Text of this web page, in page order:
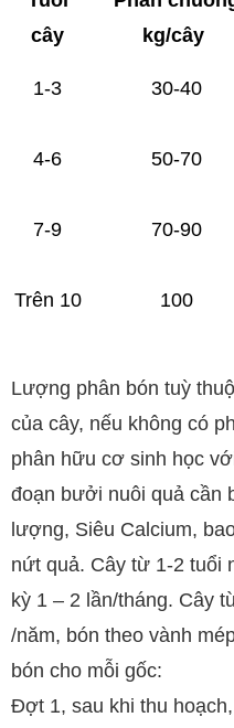
cây
kg/cây
1-3 30-40
4-6 50-70
7-9 70-90
Trên 10 100
Lượng phân bón tuỳ
của cây, nếu không có
phân hữu cơ sinh học
đoạn bưởi nuôi quả cần
lượng, Siêu Calcium,
nứt quả. Cây từ 1-2 tuổi
kỳ 1 – 2 lần/tháng. Cây
/năm, bón theo vành
bón cho mỗi gốc:
Đợt 1, sau khi thu